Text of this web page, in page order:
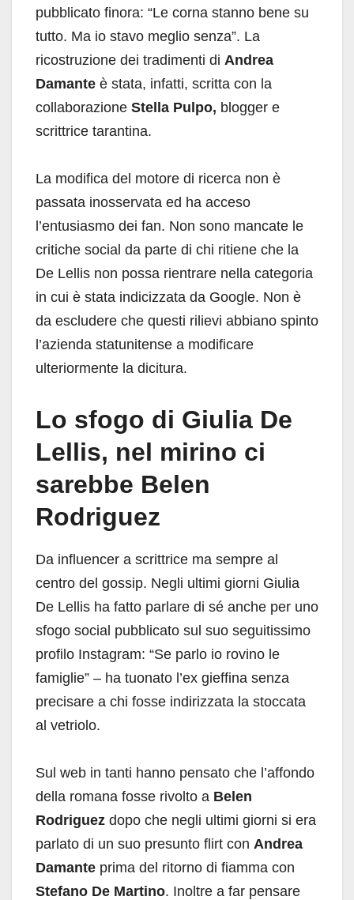
pubblicato finora: “Le corna stanno bene su
tutto. Ma io stavo meglio senza”. La
ricostruzione dei tradimenti di Andrea
Damante è stata, infatti, scritta con la
collaborazione Stella Pulpo, blogger e
scrittrice tarantina.
La modifica del motore di ricerca non è
passata inosservata ed ha acceso
l’entusiasmo dei fan. Non sono mancate le
critiche social da parte di chi ritiene che la
De Lellis non possa rientrare nella categoria
in cui è stata indicizzata da Google. Non è
da escludere che questi rilievi abbiano spinto
l’azienda statunitense a modificare
ulteriormente la dicitura.
Lo sfogo di Giulia De
Lellis, nel mirino ci
sarebbe Belen
Rodriguez
Da influencer a scrittrice ma sempre al
centro del gossip. Negli ultimi giorni Giulia
De Lellis ha fatto parlare di sé anche per uno
sfogo social pubblicato sul suo seguitissimo
profilo Instagram: “Se parlo io rovino le
famiglie” – ha tuonato l’ex gieffina senza
precisare a chi fosse indirizzata la stoccata
al vetriolo.
Sul web in tanti hanno pensato che l’affondo
della romana fosse rivolto a Belen
Rodriguez dopo che negli ultimi giorni si era
parlato di un suo presunto flirt con Andrea
Damante prima del ritorno di fiamma con
Stefano De Martino. Inoltre a far pensare